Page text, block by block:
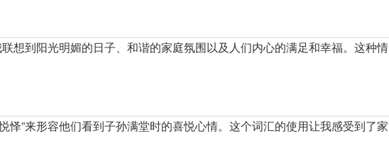
想到阳光明媚的日子、和谐的家庭氛围以及人们内心的满足和幸福。这种情
怿”来形容他们看到子孙满堂时的喜悦心情。这个词汇的使用让我感受到了家